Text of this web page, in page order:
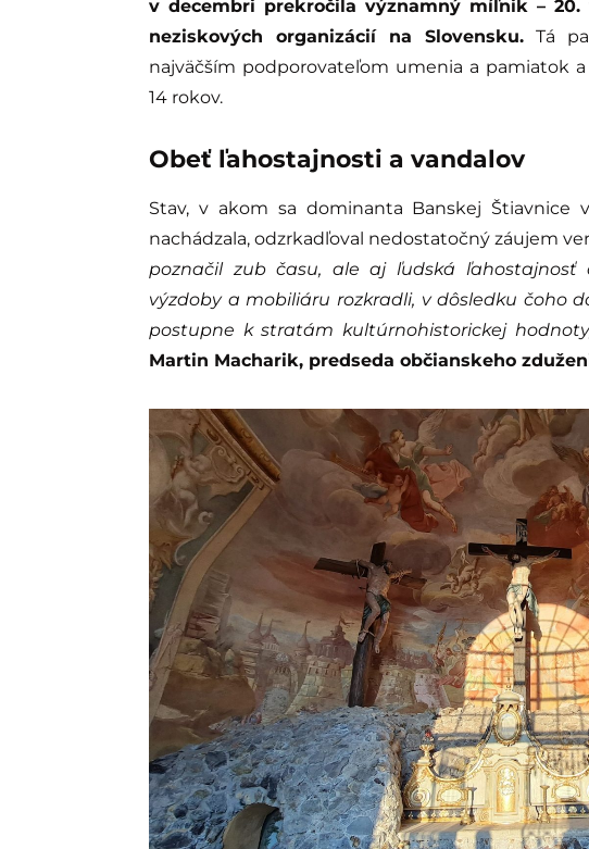
v decembri prekročila významný míľnik –
neziskových organizácií na Slovensku.Tá
najväčším podporovateľom umenia a pamiatok
14 rokov.
Obeť ľahostajnosti a vandalov
Stav, v akom sa dominanta Banskej Štiavnice
nachádzala, odzrkadľoval nedostatočný záujem
poznačil zub času, ale aj ľudská
výzdoby a mobiliáru rozkradli, v dôsledku čoho
postupne k stratám kultúrnohistorickej
Martin Macharik, predseda občianskeho